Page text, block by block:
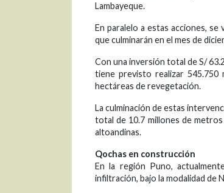
Lambayeque.
En paralelo a estas acciones,
que culminarán en el mes de
Con una inversión total de S/
tiene previsto realizar 545.750
hectáreas de revegetación.
La culminación de estas
total de 10.7 millones de
altoandinas.
Qochas en construcción
En la región Puno,
infiltración, bajo la modalidad de